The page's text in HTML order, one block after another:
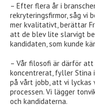
– Efter flera år i
rekryteringsfirmor, såg vi
mer kvalitativt, berättar
att de blev lite slarvigt
kandidaten, som kunde
– Vår filosofi är därför att
koncentrerat, fyller Stina
på vårt jobb, att vi lyckas
processen. Vi lägger
och kandidaterna.